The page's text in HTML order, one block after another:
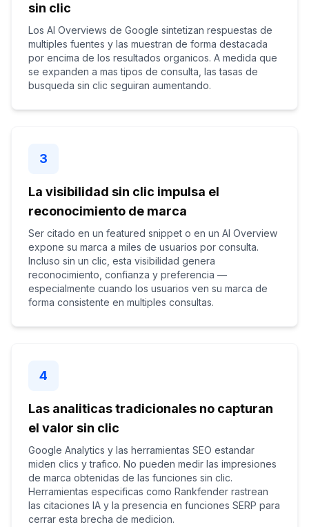
sin clic
Los AI Overviews de Google sintetizan respuestas de
multiples fuentes y las muestran de forma destacada
por encima de los resultados organicos. A medida que
se expanden a mas tipos de consulta, las tasas de
busqueda sin clic seguiran aumentando.
3
La visibilidad sin clic impulsa el
reconocimiento de marca
Ser citado en un featured snippet o en un AI Overview
expone su marca a miles de usuarios por consulta.
Incluso sin un clic, esta visibilidad genera
reconocimiento, confianza y preferencia —
especialmente cuando los usuarios ven su marca de
forma consistente en multiples consultas.
4
Las analiticas tradicionales no capturan
el valor sin clic
Google Analytics y las herramientas SEO estandar
miden clics y trafico. No pueden medir las impresiones
de marca obtenidas de las funciones sin clic.
Herramientas especificas como Rankfender rastrean
las citaciones IA y la presencia en funciones SERP para
cerrar esta brecha de medicion.